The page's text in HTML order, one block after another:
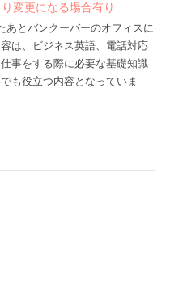
変更になる場合有り
あとバンクーバーのオフィスに
は、ビジネス英語、電話対応
事をする際に必要な基礎知識
も役立つ内容となっていま